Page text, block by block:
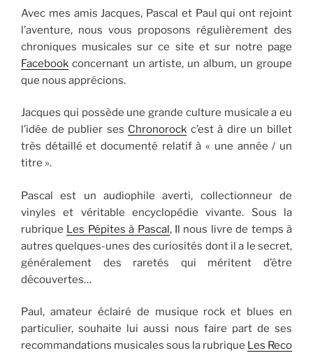
Avec mes amis Jacques, Pascal et Paul qui ont rejoint
l’aventure, nous vous proposons régulièrement des
chroniques musicales sur ce site et sur notre page
Facebook concernant un artiste, un album, un groupe
que nous apprécions.
Jacques qui possède une grande culture musicale a eu
l’idée de publier ses Chronorock c’est à dire un billet
très détaillé et documenté relatif à « une année / un
titre ».
Pascal est un audiophile averti, collectionneur de
vinyles et véritable encyclopédie vivante. Sous la
rubrique Les Pépites à Pascal, Il nous livre de temps à
autres quelques-unes des curiosités dont il a le secret,
généralement des raretés qui méritent d’être
découvertes…
Paul, amateur éclairé de musique rock et blues en
particulier, souhaite lui aussi nous faire part de ses
recommandations musicales sous la rubrique Les Reco